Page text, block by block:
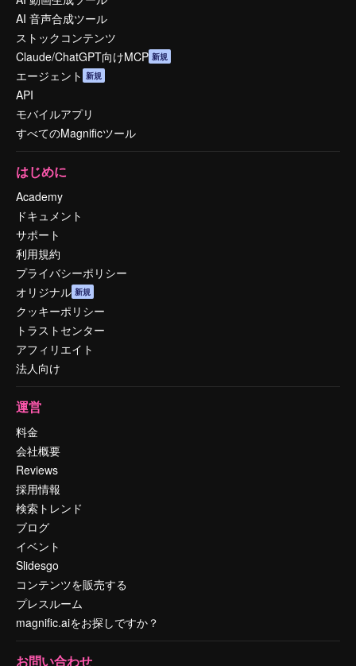
AI 音声合成ツール
ストックコンテンツ
Claude/ChatGPT向けMCP 新規
エージェント 新規
API
モバイルアプリ
すべてのMagnificツール
はじめに
Academy
ドキュメント
サポート
利用規約
プライバシーポリシー
オリジナル 新規
クッキーポリシー
トラストセンター
アフィリエイト
法人向け
運営
料金
会社概要
Reviews
採用情報
検索トレンド
ブログ
イベント
Slidesgo
コンテンツを販売する
プレスルーム
magnific.aiをお探しですか？
お問い合わせ